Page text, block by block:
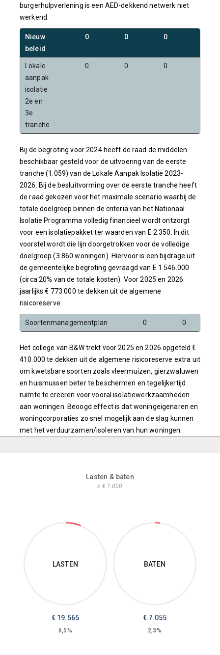
burgerhulpverlening is een AED-dekkend netwerk niet
werkend.
Nieuw
beleid
0 0 0
Lokale
aanpak
isolatie
2e en
3e
tranche
0 0 0
Bij de begroting voor 2024 heeft de raad de middelen
beschikbaar gesteld voor de uitvoering van de eerste
tranche (1.059) van de Lokale Aanpak Isolatie 2023-
2026. Bij de besluitvorming over de eerste tranche heeft
de raad gekozen voor het maximale scenario waarbij de
totale doelgroep binnen de criteria van het Nationaal
Isolatie Programma volledig financieel wordt ontzorgt
voor een isolatiepakket ter waarden van E 2.350. In dit
voorstel wordt die lijn doorgetrokken voor de volledige
doelgroep (3.860 woningen). Hiervoor is een bijdrage uit
de gemeentelijke begroting gevraagd van E 1.546.000
(circa 20% van de totale kosten). Voor 2025 en 2026
jaarlijks € 773.000 te dekken uit de algemene
risicoreserve.
Soortenmanagementplan 0 0
Het college van B&W trekt voor 2025 en 2026 opgeteld €
410.000 te dekken uit de algemene risicoreserve extra uit
om kwetsbare soorten zoals vleermuizen, gierzwaluwen
en huismussen beter te beschermen en tegelijkertijd
ruimte te creëren voor vooral isolatiewerkzaamheden
aan woningen. Beoogd effect is dat woningeigenaren en
woningcorporaties zo snel mogelijk aan de slag kunnen
met het verduurzamen/isoleren van hun woningen.
Lasten & baten
x € 1.000
LASTEN
€ 19.565
6,5%
BATEN
€ 7.055
2,3%